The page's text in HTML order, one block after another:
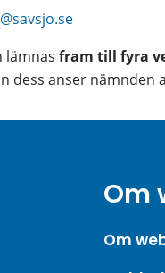
lämnas fram till fyra
dess anser nämnden
Om
Om